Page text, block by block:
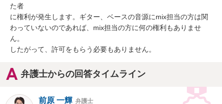
た者
に権利が発生します。ギター、ベースの音源にmix担当の方は関
わっていないのであれば、mix担当の方に何の権利もありませ
ん。
したがって、許可をもらう必要もありません。
弁護士からの回答タイムライン
前原 一輝 弁護士